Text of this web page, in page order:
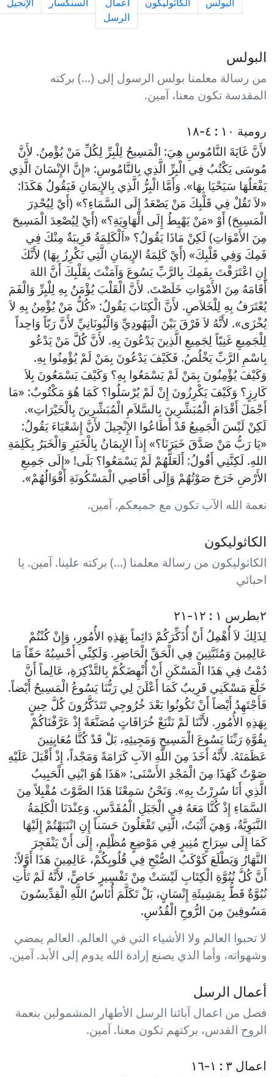
الرسل
البولس
من رسالة معلمنا بولس الرسول إلى (...) بركته
المقدسة تكون معنا، آمين.
رومية ١٠ : ٤-١٨
لأَنَّ غَايَةَ النَّامُوسِ هِيَ: الْمَسِيحُ لِلْبِرِّ لِكُلِّ مَنْ يُؤْمِنُ. لأَنَّ
مُوسَى يَكْتُبُ فِي الْبِرِّ الَّذِي بِالنَّامُوسِ: «إِنَّ الإِنْسَانَ الَّذِي
يَفْعَلُهَا سَيَحْيَا بِهَا». وَأَمَّا الْبِرُّ الَّذِي بِالإِيمَانِ فَيَقُولُ هَكَذَا:
«لاَ تَقُلْ فِي قَلْبِكَ مَنْ يَصْعَدُ إِلَى السَّمَاءِ؟» (أَيْ لِيُحْدِرَ
الْمَسِيحَ) أَوْ «مَنْ يَهْبِطُ إِلَى الْهَاوِيَةِ؟» (أَيْ لِيُصْعِدَ الْمَسِيحَ
مِنَ الأَمْوَاتِ) لَكِنْ مَاذَا يَقُولُ؟ «اَلْكَلِمَةُ قَرِيبَةٌ مِنْكَ فِي
فَمِكَ وَفِي قَلْبِكَ» (أَيْ كَلِمَةُ الإِيمَانِ الَّتِي نَكْرِزُ بِهَا) لأَنَّكَ
إِنِ اعْتَرَفْتَ بِفَمِكَ بِالرَّبِّ يَسُوعَ وَآمَنْتَ بِقَلْبِكَ أَنَّ اللهَ
أَقَامَهُ مِنَ الأَمْوَاتِ خَلَصْتَ. لأَنَّ الْقَلْبَ يُؤْمَنُ بِهِ لِلْبِرِّ وَالْفَمَ
يُعْتَرَفُ بِهِ لِلْخَلاَصِ. لأَنَّ الْكِتَابَ يَقُولُ: «كُلُّ مَنْ يُؤْمِنُ بِهِ لاَ
يُخْزَى». لأَنَّهُ لاَ فَرْقَ بَيْنَ الْيَهُودِيِّ وَالْيُونَانِيِّ لأَنَّ رَبّاً وَاحِداً
لِلْجَمِيعِ غَنِيّاً لِجَمِيعِ الَّذِينَ يَدْعُونَ بِهِ. لأَنَّ كُلَّ مَنْ يَدْعُو
بِاسْمِ الرَّبِّ يَخْلُصُ. فَكَيْفَ يَدْعُونَ بِمَنْ لَمْ يُؤْمِنُوا بِهِ.
وَكَيْفَ يُؤْمِنُونَ بِمَنْ لَمْ يَسْمَعُوا بِهِ؟ وَكَيْفَ يَسْمَعُونَ بِلاَ
كَارِزٍ؟ وَكَيْفَ يَكْرِزُونَ إِنْ لَمْ يُرْسَلُوا؟ كَمَا هُوَ مَكْتُوبٌ: «مَا
أَجْمَلَ أَقْدَامَ الْمُبَشِّرِينَ بِالسَّلاَمِ الْمُبَشِّرِينَ بِالْخَيْرَاتِ».
لَكِنْ لَيْسَ الْجَمِيعُ قَدْ أَطَاعُوا الإِنْجِيلَ لأَنَّ إِشَعْيَاءَ يَقُولُ:
«يَا رَبُّ مَنْ صَدَّقَ خَبَرَنَا؟» إِذاً الإِيمَانُ بِالْخَبَرِ وَالْخَبَرُ بِكَلِمَةِ
اللهِ. لَكِنَّنِي أَقُولُ: أَلَعَلَّهُمْ لَمْ يَسْمَعُوا؟ بَلَى! «إِلَى جَمِيعِ
الأَرْضِ خَرَجَ صَوْتُهُمْ وَإِلَى أَقَاصِي الْمَسْكُونَةِ أَقْوَالُهُمْ».
نعمة الله الآب تكون مع جميعكم. آمين.
الكاثوليكون
الكاثوليكون من رسالة معلمنا (...) بركته علينا. آمين. يا
احبائي
٢بطرس ١ : ١٢-٢١
لِذَلِكَ لاَ أُهْمِلُ أَنْ أُذَكِّرَكُمْ دَائِماً بِهَذِهِ الأُمُورِ، وَإِنْ كُنْتُمْ
عَالِمِينَ وَمُثَبَّتِينَ فِي الْحَقِّ الْحَاضِرِ. وَلَكِنِّي أَحْسِبُهُ حَقّاً مَا
دُمْتُ فِي هَذَا الْمَسْكَنِ أَنْ أُنْهِضَكُمْ بِالتَّذْكِرَةِ، عَالِماً أَنَّ
خَلْعَ مَسْكَنِي قَرِيبٌ كَمَا أَعْلَنَ لِي رَبُّنَا يَسُوعُ الْمَسِيحُ أَيْضاً.
فَأَجْتَهِدُ أَيْضاً أَنْ تَكُونُوا بَعْدَ خُرُوجِي تَتَذَكَّرُونَ كُلَّ حِينٍ
بِهَذِهِ الأُمُورِ. لأَنَّنَا لَمْ نَتْبَعْ خُرَافَاتٍ مُصَنَّعَةً إِذْ عَرَّفْنَاكُمْ
بِقُوَّةِ رَبِّنَا يَسُوعَ الْمَسِيحِ وَمَجِيئِهِ، بَلْ قَدْ كُنَّا مُعَايِنِينَ
عَظَمَتَهُ. لأَنَّهُ أَخَذَ مِنَ اللَّهِ الآبِ كَرَامَةً وَمَجْداً، إِذْ أَقْبَلَ عَلَيْهِ
صَوْتٌ كَهَذَا مِنَ الْمَجْدِ الأَسْنَى: «هَذَا هُوَ ابْنِي الْحَبِيبُ
الَّذِي أَنَا سُرِرْتُ بِهِ». وَنَحْنُ سَمِعْنَا هَذَا الصَّوْتَ مُقْبِلاً مِنَ
السَّمَاءِ إِذْ كُنَّا مَعَهُ فِي الْجَبَلِ الْمُقَدَّسِ. وَعِنْدَنَا الْكَلِمَةُ
النَّبَوِيَّةُ، وَهِيَ أَثْبَتُ، الَّتِي تَفْعَلُونَ حَسَناً إِنِ انْتَبَهْتُمْ إِلَيْهَا
كَمَا إِلَى سِرَاجٍ مُنِيرٍ فِي مَوْضِعٍ مُظْلِمٍ، إِلَى أَنْ يَنْفَجِرَ
النَّهَارُ وَيَطْلَعَ كَوْكَبُ الصُّبْحِ فِي قُلُوبِكُمْ، عَالِمِينَ هَذَا أَوَّلاً:
أَنَّ كُلَّ نُبُوَّةِ الْكِتَابِ لَيْسَتْ مِنْ تَفْسِيرٍ خَاصٍّ، لأَنَّهُ لَمْ تَأْتِ
نُبُوَّةٌ قَطُّ بِمَشِيئَةِ إِنْسَانٍ، بَلْ تَكَلَّمَ أُنَاسُ اللَّهِ الْقِدِّيسُونَ
مَسُوقِينَ مِنَ الرُّوحِ الْقُدُسِ.
لا تحبوا العالم ولا الأشياء التي في العالم. العالم يمضي
وشهواته، وأما الذي يصنع إرادة الله يدوم إلى الأبد. آمين.
أعمال الرسل
فصل من اعمال آبائنا الرسل الأطهار المشمولين بنعمة
الروح القدس، بركتهم تكون معنا. آمين.
اعمال ٣ : ١-١٦